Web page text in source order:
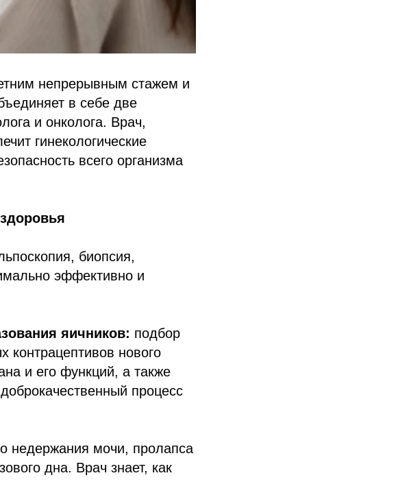
непрерывным стажем и
в себе две
и онколога. Врач,
гинекологические
всего организма
биопсия,
эффективно и
яичников: подбор
контрацептивов нового
и его функций, а также
процесс
недержания мочи, пролапса
дна. Врач знает, как